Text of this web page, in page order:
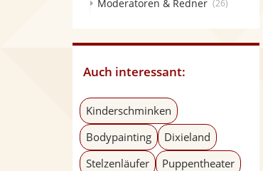
Moderatoren & Redner (26)
Auch interessant:
Kinderschminken
Bodypainting
Dixieland
Stelzenläufer
Puppentheater